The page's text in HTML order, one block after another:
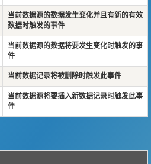
当前数据源的数据发生变化并且有新的有效
数据时触发的事件
当前数据源的数据将要发生变化时触发的事
件
当前数据记录将被删除时触发此事件
当前数据源将要插入新数据记录时触发此事
件